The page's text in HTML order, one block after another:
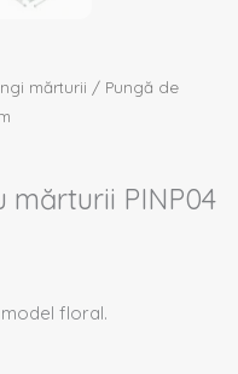
mărturii / Pungă de
mărturii PINP04
floral.